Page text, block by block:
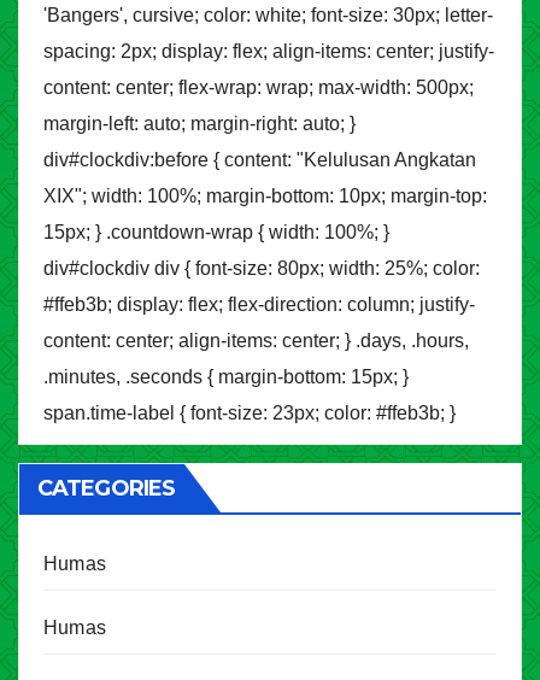
'Bangers', cursive; color: white; font-size: 30px; letter-
spacing: 2px; display: flex; align-items: center; justify-
content: center; flex-wrap: wrap; max-width: 500px;
margin-left: auto; margin-right: auto; }
div#clockdiv:before { content: "Kelulusan Angkatan
XIX"; width: 100%; margin-bottom: 10px; margin-top:
15px; } .countdown-wrap { width: 100%; }
div#clockdiv div { font-size: 80px; width: 25%; color:
#ffeb3b; display: flex; flex-direction: column; justify-
content: center; align-items: center; } .days, .hours,
.minutes, .seconds { margin-bottom: 15px; }
span.time-label { font-size: 23px; color: #ffeb3b; }
CATEGORIES
Humas
Humas